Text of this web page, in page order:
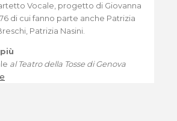
Vocale, progetto di Giovanna
di cui fanno parte anche Patrizia
Patrizia Nasini.
al Teatro della Tosse di Genova